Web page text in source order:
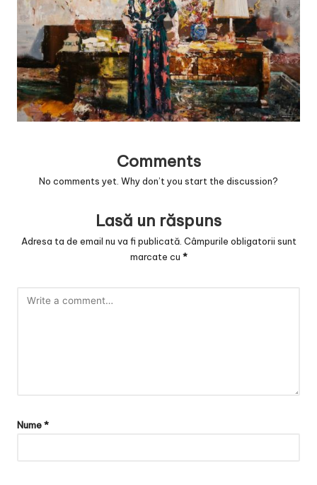
n
o
v
a
c
Comments
No comments yet. Why don’t you start the discussion?
Lasă un răspuns
Adresa ta de email nu va fi publicată. Câmpurile obligatorii sunt
marcate cu *
Nume*